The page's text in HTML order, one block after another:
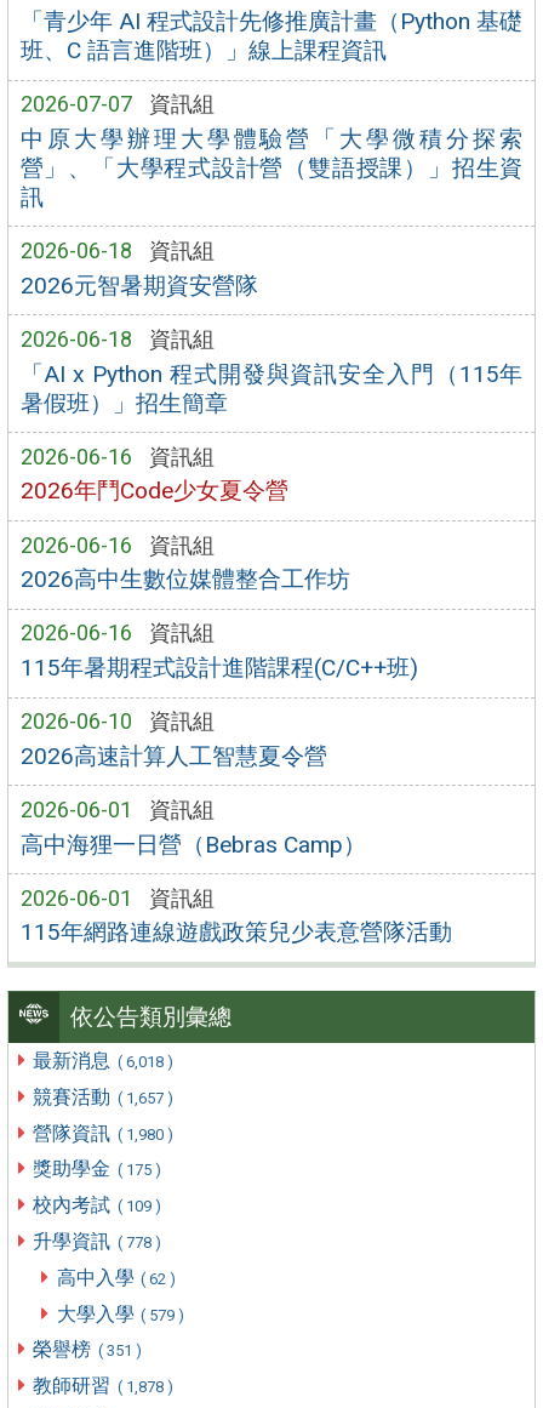
「青少年 AI 程式設計先修推廣計畫（Python 基礎
班、C 語言進階班）」線上課程資訊
2026-07-07 資訊組
中原大學辦理大學體驗營「大學微積分探索
營」、「大學程式設計營（雙語授課）」招生資
訊
2026-06-18 資訊組
2026元智暑期資安營隊
2026-06-18 資訊組
「AI x Python 程式開發與資訊安全入門（115年
暑假班）」招生簡章
2026-06-16 資訊組
2026年鬥Code少女夏令營
2026-06-16 資訊組
2026高中生數位媒體整合工作坊
2026-06-16 資訊組
115年暑期程式設計進階課程(C/C++班)
2026-06-10 資訊組
2026高速計算人工智慧夏令營
2026-06-01 資訊組
高中海狸一日營（Bebras Camp）
2026-06-01 資訊組
115年網路連線遊戲政策兒少表意營隊活動
依公告類別彙總
最新消息 ( 6,018 )
競賽活動 ( 1,657 )
營隊資訊 ( 1,980 )
獎助學金 ( 175 )
校內考試 ( 109 )
升學資訊 ( 778 )
高中入學 ( 62 )
大學入學 ( 579 )
榮譽榜 ( 351 )
教師研習 ( 1,878 )